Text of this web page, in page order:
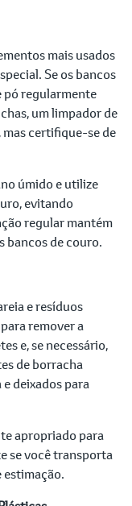
mais usados
Se os bancos
pó regularmente
um limpador de
mas certifique-se de
úmido e utilize
evitando
regular mantém
bancos de couro.
e resíduos
remover a
e, se necessário,
de borracha
deixados para
apropriado para
se você transporta